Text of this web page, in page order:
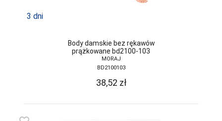
LUPOLINE
M-MAX
MA-RIA
MAGNETIS
3 dni
Body damskie bez rękawów
prążkowane bd2100-103
MORAJ
BD2100103
38,52 zł